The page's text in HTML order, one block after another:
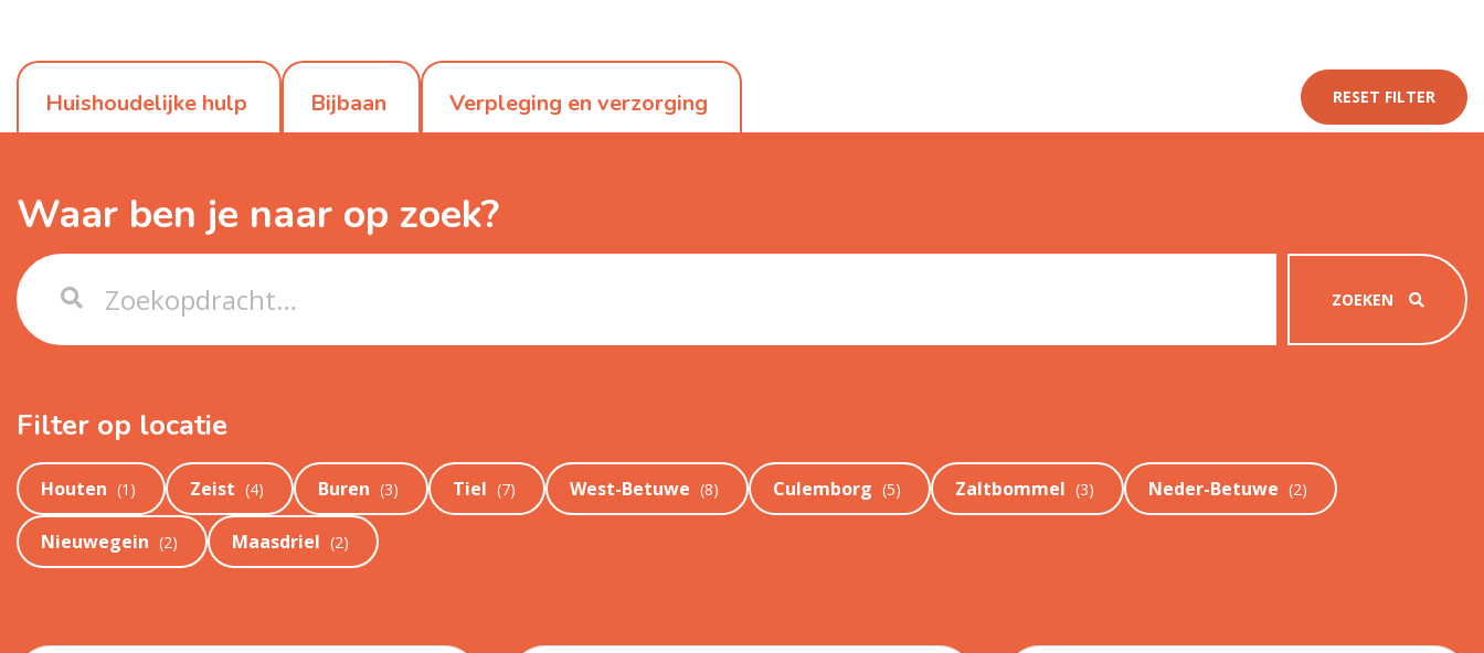
RESET FILTER
Waar ben je naar op zoek?
ZOEKEN
Bijbaan
Huishoudelijke hulp Verpleging en verzorging
Filter op locatie
Houten (1 ) Zeist (4) Buren (3) Tiel (7) West-Betuwe (8) Culemborg (5) Zaltbommel (3) Neder-Betuwe (2)
Nieuwegein (2) Maasdriel (2)